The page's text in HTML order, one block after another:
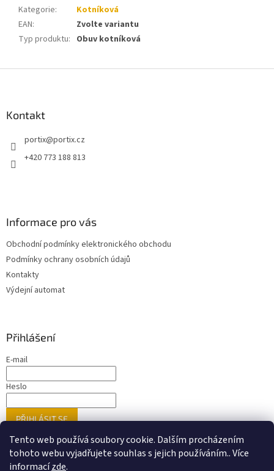
Tento web používá soubory cookie. Dalším procházením
tohoto webu vyjadřujete souhlas s jejich používáním.. Více
informacízde.
Kategorie:
Kotníková
EAN:
Zvolte variantu
Typ produktu: Obuv kotníková
Kontakt
portix@portix.cz
+420 773 188 813
Informace pro vás
Obchodní podmínky elektronického obchodu
Podmínky ochrany osobních údajů
Kontakty
Výdejní automat
Přihlášení
E-mail
Heslo
PŘIHLÁSIT SE
Nová registraceZapomenuté heslo